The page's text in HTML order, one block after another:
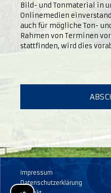
Bild- und Tonmaterial in
Onlinemedien
auch für mögliche Ton-
Rahmen von Terminen
stattfinden, wird dies
Impressum
Datenschutzerklärung